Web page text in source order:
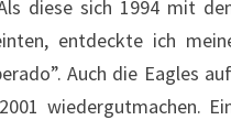
diese sich 1994 mit
entdeckte ich
Auch die Eagles
wiedergutmachen.